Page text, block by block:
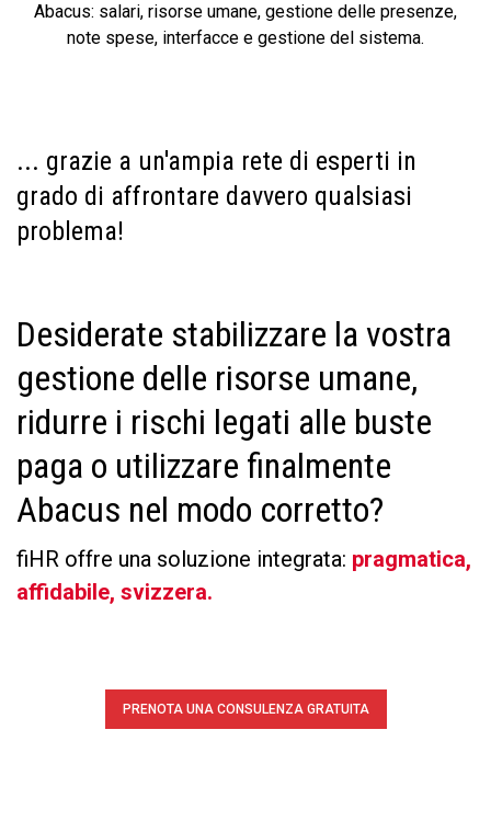
Abacus: salari, risorse umane, gestione delle presenze,
note spese, interfacce e gestione del sistema.
... grazie a un'ampia rete di esperti in
grado di affrontare davvero qualsiasi
problema!
Desiderate stabilizzare la vostra
gestione delle risorse umane,
ridurre i rischi legati alle buste
paga o utilizzare finalmente
Abacus nel modo corretto?
fiHR offre una soluzione integrata: pragmatica,
affidabile, svizzera.
PRENOTA UNA CONSULENZA GRATUITA